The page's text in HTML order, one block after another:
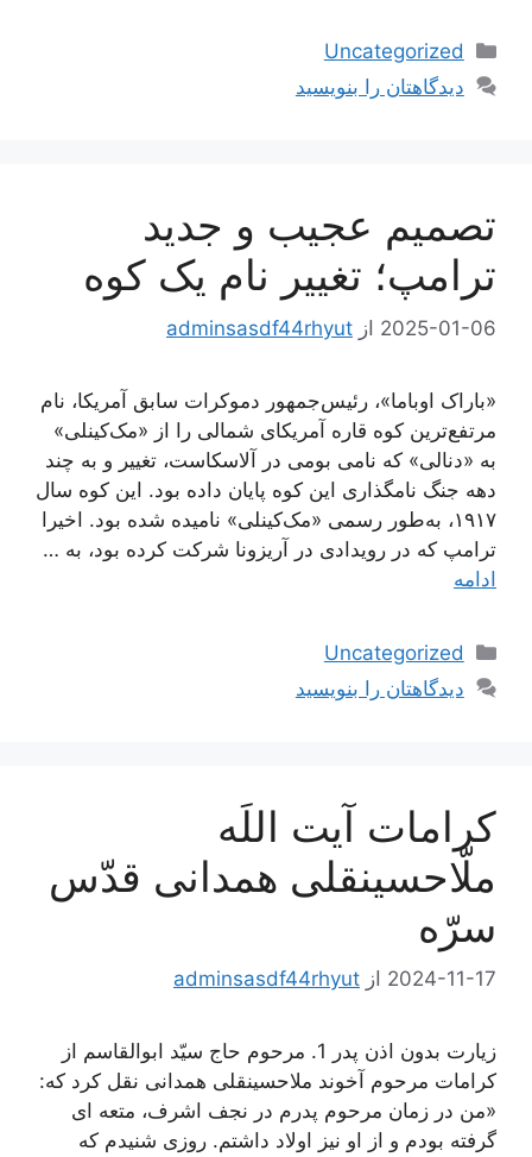
دسته‌ها
Uncategorized
دیدگاهتان را بنویسید
تصمیم عجیب و جدید
ترامپ؛ تغییر نام یک کوه
2025-01-06 از adminsasdf44rhyut
«باراک اوباما»، رئیس‌جمهور دموکرات سابق آمریکا، نام
مرتفع‌ترین کوه قاره آمریکای شمالی را از «مک‌کینلی»
به «دنالی» که نامی بومی در آلاسکاست، تغییر و به چند
دهه جنگ نامگذاری این کوه پایان داده بود. این کوه سال
۱۹۱۷، به‌طور رسمی «مک‌کینلی» نامیده شده بود. اخیرا
ترامپ که در رویدادی در آریزونا شرکت کرده بود، به …
ادامه
دسته‌ها
Uncategorized
دیدگاهتان را بنویسید
کرامات آیت اللَه
ملّاحسینقلی همدانی قدّس
سرّه
2024-11-17 از adminsasdf44rhyut
زیارت بدون اذن پدر 1. مرحوم حاج سيّد ابوالقاسم از
كرامات مرحوم آخوند ملاحسينقلى همدانى نقل كرد كه:
«من در زمان مرحوم پدرم در نجف اشرف، متعه‏ اى
گرفته بودم و از او نيز اولاد داشتم. روزى شنيدم كه